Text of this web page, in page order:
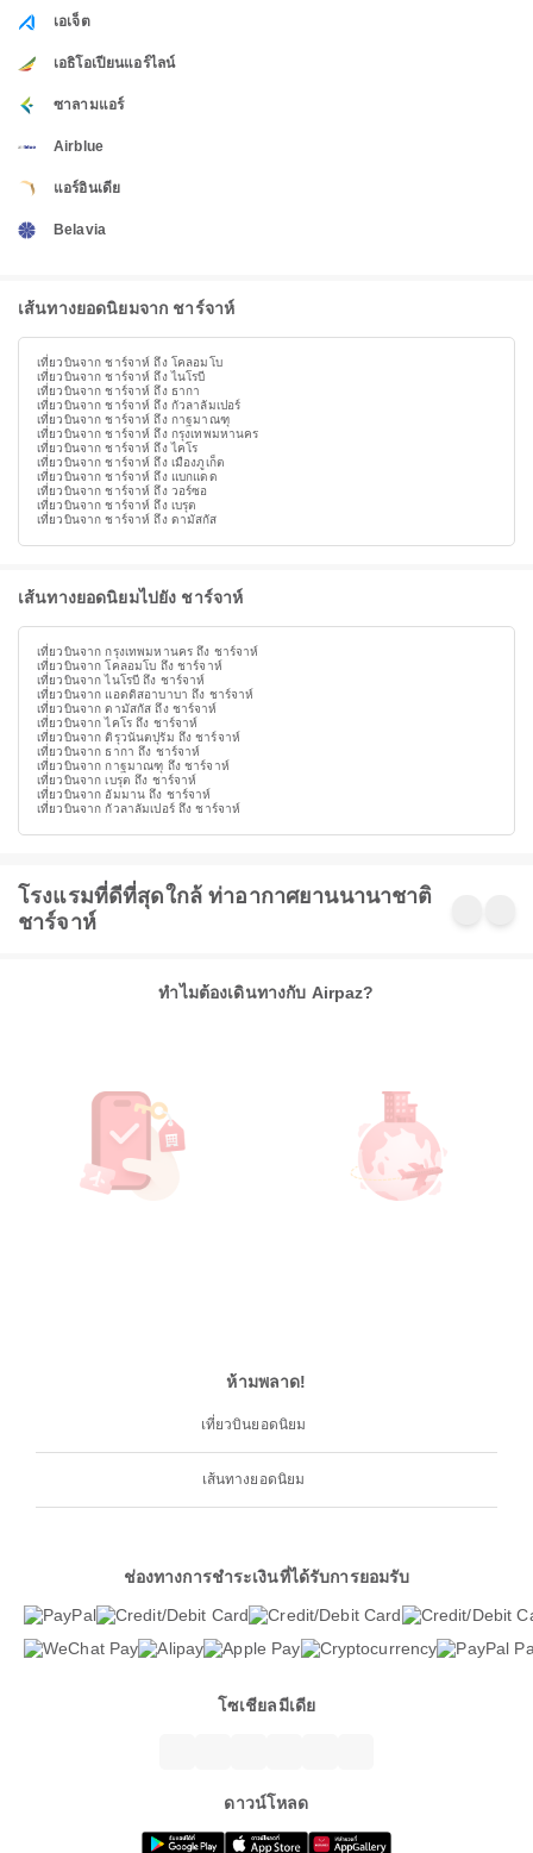
เอเจ็ต
เอธิโอเปียนแอร์ไลน์
ซาลามแอร์
Airblue
แอร์อินเดีย
Belavia
เส้นทางยอดนิยมจาก ชาร์จาห์
เที่ยวบินจาก ชาร์จาห์ ถึง โคลอมโบ
เที่ยวบินจาก ชาร์จาห์ ถึง ไนโรบี
เที่ยวบินจาก ชาร์จาห์ ถึง ธากา
เที่ยวบินจาก ชาร์จาห์ ถึง กัวลาลัมเปอร์
เที่ยวบินจาก ชาร์จาห์ ถึง กาฐมาณฑุ
เที่ยวบินจาก ชาร์จาห์ ถึง กรุงเทพมหานคร
เที่ยวบินจาก ชาร์จาห์ ถึง ไคโร
เที่ยวบินจาก ชาร์จาห์ ถึง เมืองภูเก็ต
เที่ยวบินจาก ชาร์จาห์ ถึง แบกแดด
เที่ยวบินจาก ชาร์จาห์ ถึง วอร์ซอ
เที่ยวบินจาก ชาร์จาห์ ถึง เบรุต
เที่ยวบินจาก ชาร์จาห์ ถึง ดามัสกัส
เส้นทางยอดนิยมไปยัง ชาร์จาห์
เที่ยวบินจาก กรุงเทพมหานคร ถึง ชาร์จาห์
เที่ยวบินจาก โคลอมโบ ถึง ชาร์จาห์
เที่ยวบินจาก ไนโรบี ถึง ชาร์จาห์
เที่ยวบินจาก แอดดิสอาบาบา ถึง ชาร์จาห์
เที่ยวบินจาก ดามัสกัส ถึง ชาร์จาห์
เที่ยวบินจาก ไคโร ถึง ชาร์จาห์
เที่ยวบินจาก ติรุวนันตปุรัม ถึง ชาร์จาห์
เที่ยวบินจาก ธากา ถึง ชาร์จาห์
เที่ยวบินจาก กาฐมาณฑุ ถึง ชาร์จาห์
เที่ยวบินจาก เบรุต ถึง ชาร์จาห์
เที่ยวบินจาก อัมมาน ถึง ชาร์จาห์
เที่ยวบินจาก กัวลาลัมเปอร์ ถึง ชาร์จาห์
โรงแรมที่ดีที่สุดใกล้ ท่าอากาศยานนานาชาติ
ชาร์จาห์
ทำไมต้องเดินทางกับ Airpaz?
ห้ามพลาด!
เที่ยวบินยอดนิยม
เส้นทางยอดนิยม
ช่องทางการชำระเงินที่ได้รับการยอมรับ
โซเชียลมีเดีย
ดาวน์โหลด